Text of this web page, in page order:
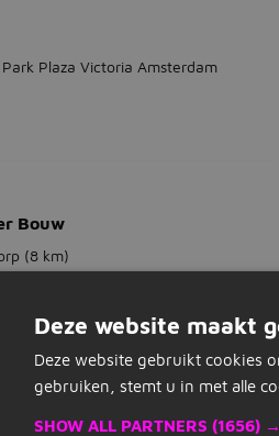
Plaza Victoria Amsterdam
Bouw
(8 km)
van de zaak)
(8 km)
Deze website maakt
Deze website gebruikt cookies
gebruiken, stemt u in met alle
SHOW ALL PARTNERS (1656) →